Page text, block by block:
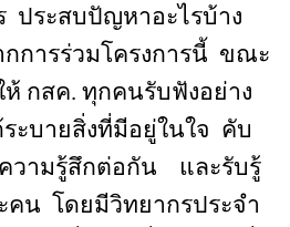
ประสบปัญหาอะไรบ้าง
การร่วมโครงการนี้ ขณะ
ห้ กสค. ทุกคนรับฟังอย่าง
ระบายสิ่งที่มีอยู่ในใจ คับ
วามรู้สึกต่อกัน
และรับรู้
คน โดยมีวิทยากรประจำ